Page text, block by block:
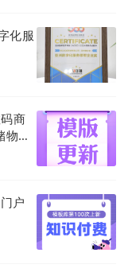
化服
商
物
户